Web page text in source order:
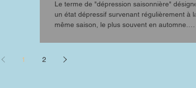
Le terme de "dépression saisonnière" désigne
un état dépressif survenant régulièrement à la
même saison, le plus souvent en automne.
1 2